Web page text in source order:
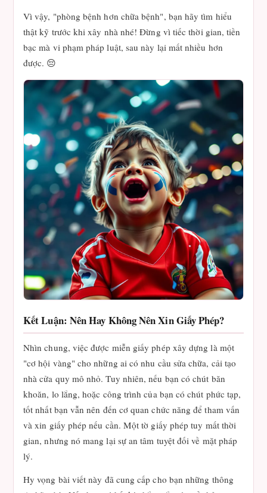
Vì vậy, "phòng bệnh hơn chữa bệnh", bạn hãy tìm hiểu
thật kỹ trước khi xây nhà nhé! Đừng vì tiếc thời gian, tiền
bạc mà vi phạm pháp luật, sau này lại mất nhiều hơn
được. 😔
Kết Luận: Nên Hay Không Nên Xin Giấy Phép?
Nhìn chung, việc được miễn giấy phép xây dựng là một
"cơ hội vàng" cho những ai có nhu cầu sửa chữa, cải tạo
nhà cửa quy mô nhỏ. Tuy nhiên, nếu bạn có chút băn
khoăn, lo lắng, hoặc công trình của bạn có chút phức tạp,
tốt nhất bạn vẫn nên đến cơ quan chức năng để tham vấn
và xin giấy phép nếu cần. Một tờ giấy phép tuy mất thời
gian, nhưng nó mang lại sự an tâm tuyệt đối về mặt pháp
lý.
Hy vọng bài viết này đã cung cấp cho bạn những thông